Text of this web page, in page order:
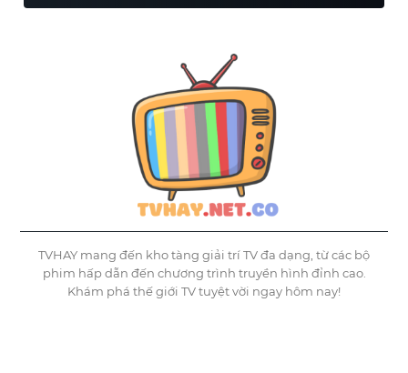
TVHAY mang đến kho tàng giải trí TV đa dạng, từ các bộ
phim hấp dẫn đến chương trình truyền hình đỉnh cao.
Khám phá thế giới TV tuyệt vời ngay hôm nay!